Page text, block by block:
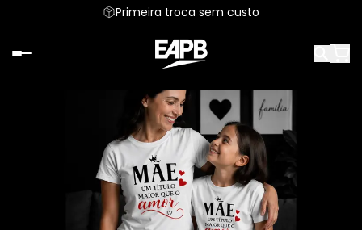
Primeira troca sem custo